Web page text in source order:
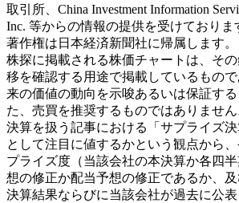
取引所、China Investment Information
Inc. 等からの情報の提供を受けており
著作権は日本経済新聞社に帰属します。
株探に掲載される株価チャートは、そ
移を確認する用途で掲載しているもの
来の価値の動向を示唆あるいは保証す
た、売買を推奨するものではありません
決算を扱う記事における「サプライズ
として注目に値するかという観点から
プライズ度（当該会社の本決算か各四
想の修正か配当予想の修正であるか、
決算結果ならびに当該会社が過去に公